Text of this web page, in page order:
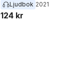
Ljudbok 2021
124 kr